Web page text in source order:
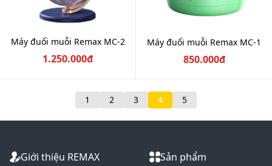
Máy đuổi muỗi Remax MC-2
1.250.000đ
Máy đuổi muỗi Remax MC-1
850.000đ
1 2 3 4 5
Giới thiệu REMAX Sản phẩm